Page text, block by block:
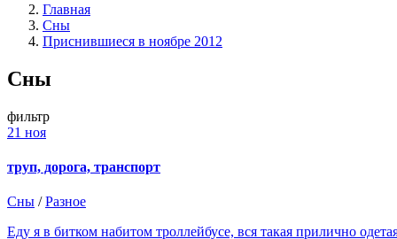
Главная
Сны
Приснившиеся в ноябре 2012
Сны
фильтр
21 ноя
труп, дорога, транспорт
Сны /Разное
Еду я в битком набитом троллейбусе, вся такая прилично